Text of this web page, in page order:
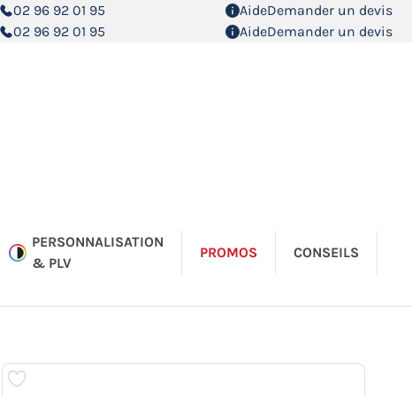
02 96 92 01 95 AideDemander un devis
02 96 92 01 95 AideDemander un devis
PERSONNALISATION
& PLV
PROMOS CONSEILS